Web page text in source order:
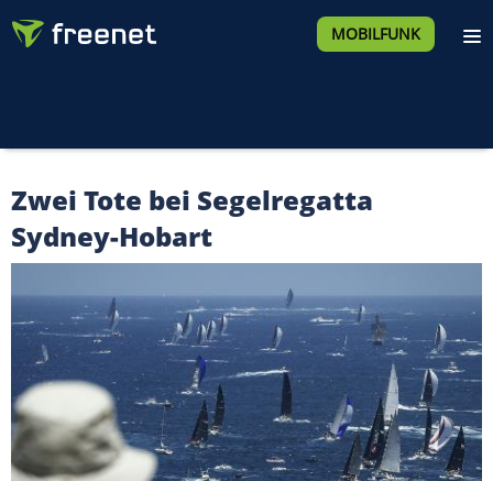
MOBILFUNK
Zwei Tote bei Segelregatta
Sydney-Hobart